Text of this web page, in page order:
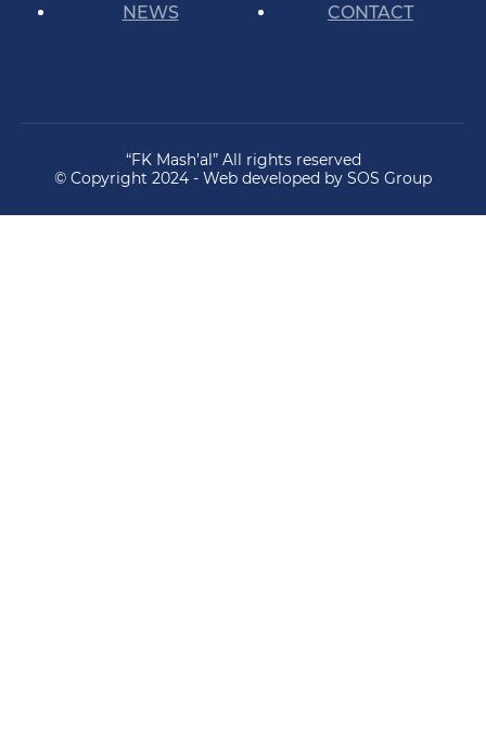
NEWS CONTACT
“FK Mash’al” All rights reserved
© Copyright 2024 - Web developed by SOS Group